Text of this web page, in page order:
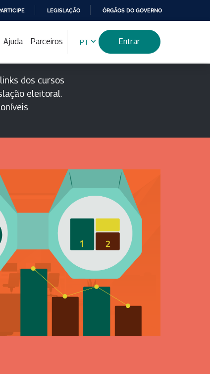
LEGISLAÇÃO ÓRGÃOS DO GOVERNO
Ajuda Parceiros PT Entrar
dos cursos
eleitoral.